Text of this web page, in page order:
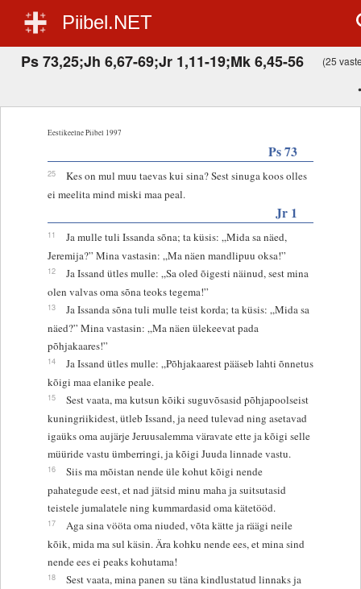
Piibel.NET
Ps 73,25;Jh 6,67-69;Jr 1,11-19;Mk 6,45-56 (25
Eestikeelne Piibel 1997
Ps 73
25
Kes on mul muu taevas kui sina? Sest sinuga koos olles
ei meelita mind miski maa peal.
Jr 1
11
Ja mulle tuli Issanda sõna; ta küsis: „Mida sa näed,
Jeremija?” Mina vastasin: „Ma näen mandlipuu oksa!”
12
Ja Issand ütles mulle: „Sa oled õigesti näinud, sest mina
olen valvas oma sõna teoks tegema!”
13
Ja Issanda sõna tuli mulle teist korda; ta küsis: „Mida sa
näed?” Mina vastasin: „Ma näen ülekeevat pada
põhjakaares!”
14
Ja Issand ütles mulle: „Põhjakaarest pääseb lahti õnnetus
kõigi maa elanike peale.
15
Sest vaata, ma kutsun kõiki suguvõsasid põhjapoolseist
kuningriikidest, ütleb Issand, ja need tulevad ning asetavad
igaüks oma aujärje Jeruusalemma väravate ette ja kõigi selle
müüride vastu ümberringi, ja kõigi Juuda linnade vastu.
16
Siis ma mõistan nende üle kohut kõigi nende
pahategude eest, et nad jätsid minu maha ja suitsutasid
teistele jumalatele ning kummardasid oma kätetööd.
17
Aga sina vööta oma niuded, võta kätte ja räägi neile
kõik, mida ma sul käsin. Ära kohku nende ees, et mina sind
nende ees ei peaks kohutama!
18
Sest vaata, mina panen su täna kindlustatud linnaks ja